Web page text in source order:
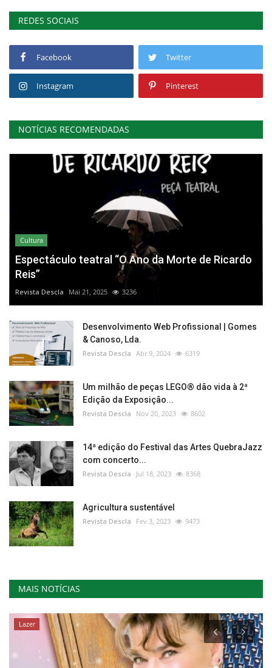
REDES SOCIAIS
Facebook Twitter
Instagram Pinterest
NOTÍCIAS RECOMENDADAS
Cultura
Espectáculo teatral “O Ano da Morte de Ricardo
Reis”
Revista Descla Mai 21, 2025 3236
Desenvolvimento Web Profissional | Gomes
& Canoso, Lda.
Revista Descla Abr 9, 2024 6319
Um milhão de peças LEGO® dão vida à 2ª
Edição da Exposição...
Revista Descla Nov 20, 2023 8602
14ª edição do Festival das Artes QuebraJazz
com concerto...
Revista Descla Jul 18, 2023 8368
Agricultura sustentável
Revista Descla Fev 3, 2023 9473
MAIS NOTÍCIAS
Lazer